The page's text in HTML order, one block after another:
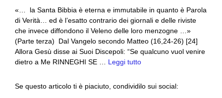
«… la Santa Bibbia è eterna e immutabile in quanto è Parola
di Verità… ed è l’esatto contrario dei giornali e delle riviste
che invece diffondono il Veleno delle loro menzogne …»
(Parte terza) Dal Vangelo secondo Matteo (16,24-26) [24]
Allora Gesù disse ai Suoi Discepoli: “Se qualcuno vuol venire
dietro a Me RINNEGHI SE … Leggi tutto
Se questo articolo ti è piaciuto, condividilo sui social: